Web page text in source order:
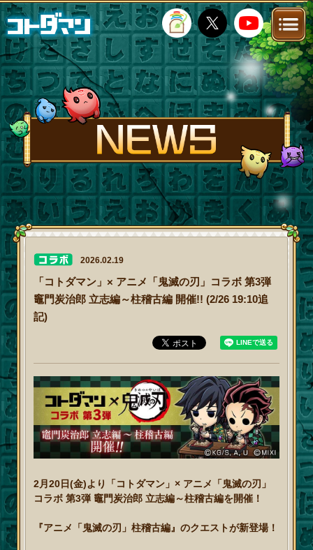
TOP STORY NEWS
FANKIT FAQ
2026.02.19
「コトダマン」× アニメ「鬼滅の刃」コラボ 第3弾
竈門炭治郎 立志編～柱稽古編 開催!! (2/26 19:10追
記)
2月20日(金)より「コトダマン」× アニメ「鬼滅の刃」
コラボ 第3弾 竈門炭治郎 立志編～柱稽古編を開催！
『アニメ「鬼滅の刃」柱稽古編』のクエストが新登場！